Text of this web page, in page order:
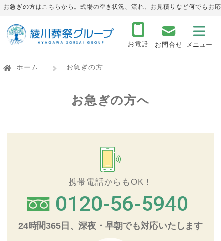
お急ぎの方はこちらから。式場の空き状況、流れ、お見積りなど何でもお
お電話 お問合せ
ホーム お急ぎの方
お急ぎの方へ
携帯電話からもOK！
0120-56-5940
24時間365日、深夜・早朝でも対応いたします